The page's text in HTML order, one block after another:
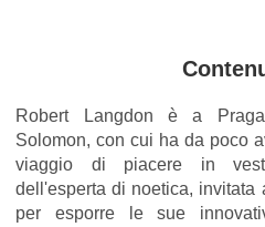
Robert Langdon è a
Solomon, con cui ha da poco
viaggio di piacere in
dell'esperta di noetica, invitata
per esporre le sue